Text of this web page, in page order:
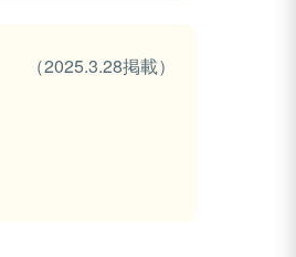
（2025.3.28掲載）